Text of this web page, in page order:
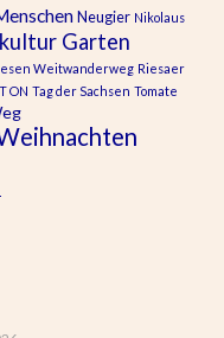
Neugier Nikolaus
Garten
Weitwanderweg Riesaer
ON Tag der Sachsen Tomate